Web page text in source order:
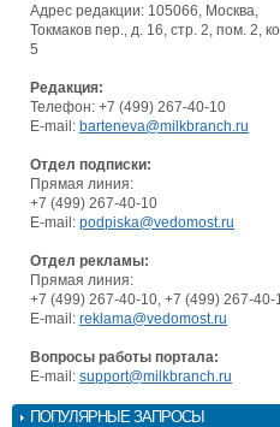
Адрес редакции: 105066, Москва,
Токмаков пер., д. 16, стр. 2, пом. 2,
5
Редакция:
Телефон: +7 (499) 267-40-10
E-mail: barteneva@milkbranch.ru
Отдел подписки:
Прямая линия:
+7 (499) 267-40-10
E-mail: podpiska@vedomost.ru
Отдел рекламы:
Прямая линия:
+7 (499) 267-40-10, +7 (499) 267-40-
E-mail: reklama@vedomost.ru
Вопросы работы портала:
E-mail: support@milkbranch.ru
ПОПУЛЯРНЫЕ ЗАПРОСЫ